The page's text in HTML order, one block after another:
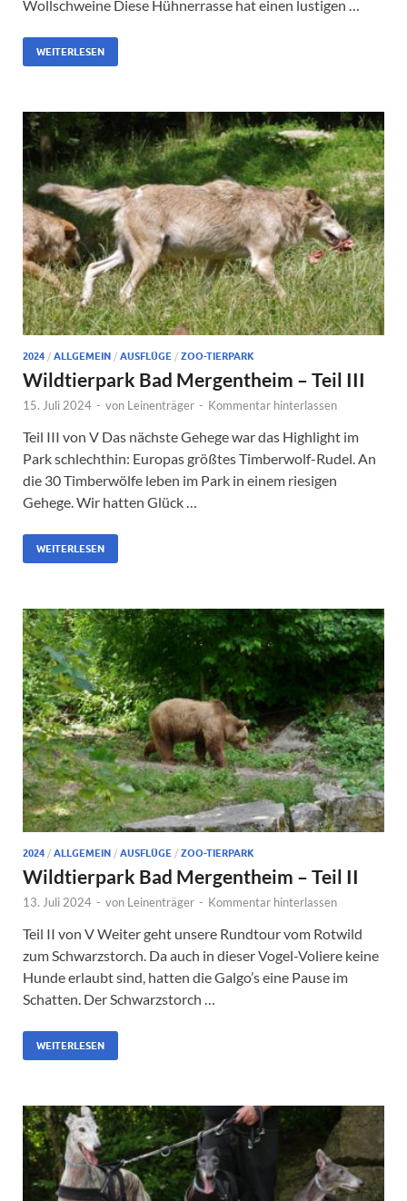
Wollschweine Diese Hühnerrasse hat einen lustigen …
WEITERLESEN
2024 / ALLGEMEIN / AUSFLÜGE / ZOO-TIERPARK
Wildtierpark Bad Mergentheim – Teil III
15. Juli 2024 - von Leinenträger - Kommentar hinterlassen
Teil III von V Das nächste Gehege war das Highlight im
Park schlechthin: Europas größtes Timberwolf-Rudel. An
die 30 Timberwölfe leben im Park in einem riesigen
Gehege. Wir hatten Glück …
WEITERLESEN
2024 / ALLGEMEIN / AUSFLÜGE / ZOO-TIERPARK
Wildtierpark Bad Mergentheim – Teil II
13. Juli 2024 - von Leinenträger - Kommentar hinterlassen
Teil II von V Weiter geht unsere Rundtour vom Rotwild
zum Schwarzstorch. Da auch in dieser Vogel-Voliere keine
Hunde erlaubt sind, hatten die Galgo’s eine Pause im
Schatten. Der Schwarzstorch …
WEITERLESEN